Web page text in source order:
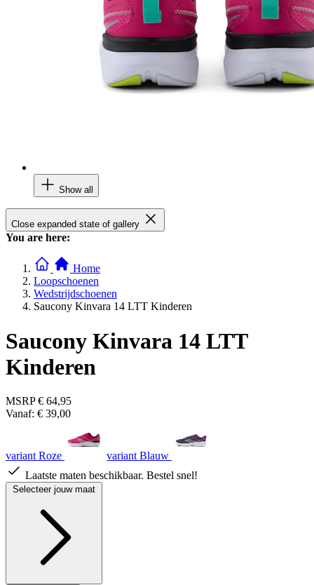
Show all
Close expanded state of gallery
You are here:
Home
Loopschoenen
Wedstrijdschoenen
Saucony Kinvara 14 LTT Kinderen
Saucony Kinvara 14 LTT
Kinderen
MSRP € 64,95
Vanaf: € 39,00
variant Roze
variant Blauw
Laatste maten beschikbaar. Bestel snel!
Selecteer jouw maat